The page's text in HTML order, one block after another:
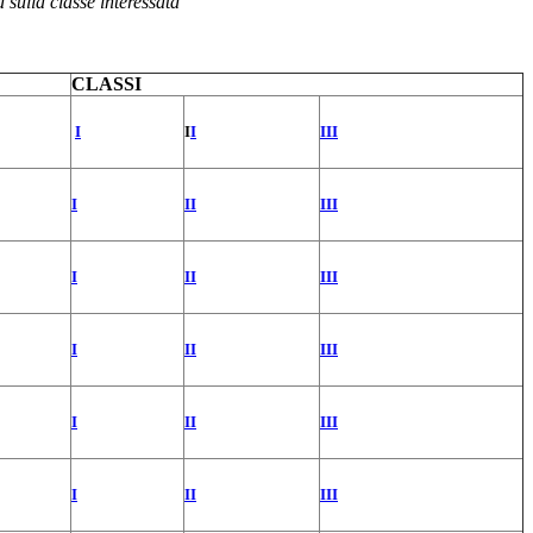
CLASSI
I II III
I II III
I II III
I II III
I II III
I II III